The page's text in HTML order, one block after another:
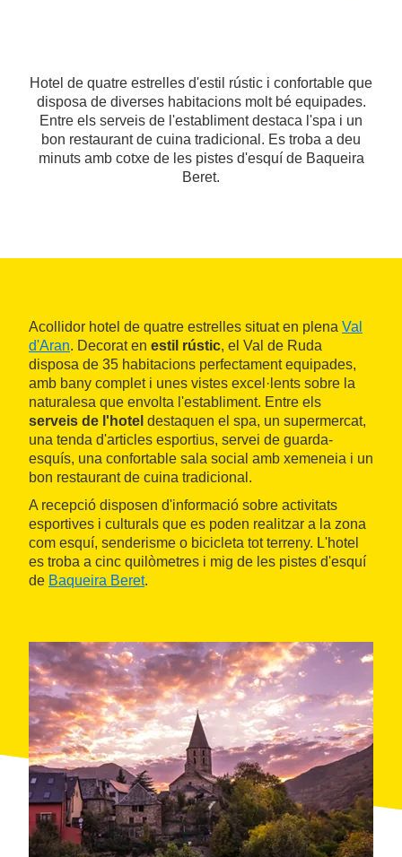
Hotel de quatre estrelles d'estil rústic i confortable que
disposa de diverses habitacions molt bé equipades.
Entre els serveis de l'establiment destaca l'spa i un
bon restaurant de cuina tradicional. Es troba a deu
minuts amb cotxe de les pistes d'esquí de Baqueira
Beret.
Acollidor hotel de quatre estrelles situat en plena Val
d'Aran. Decorat en estil rústic, el Val de Ruda
disposa de 35 habitacions perfectament equipades,
amb bany complet i unes vistes excel·lents sobre la
naturalesa que envolta l'establiment. Entre els
serveis de l'hotel destaquen el spa, un supermercat,
una tenda d'articles esportius, servei de guarda-
esquís, una confortable sala social amb xemeneia i un
bon restaurant de cuina tradicional.
A recepció disposen d'informació sobre activitats
esportives i culturals que es poden realitzar a la zona
com esquí, senderisme o bicicleta tot terreny. L'hotel
es troba a cinc quilòmetres i mig de les pistes d'esquí
de Baqueira Beret.